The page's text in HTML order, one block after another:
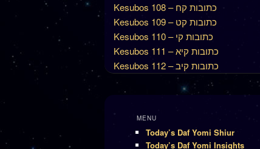
Kesubos 108 – כתובות קח
Kesubos 109 – כתובות קט
Kesubos 110 – כתובות קי
Kesubos 111 – כתובות קיא
Kesubos 112 – כתובות קיב
MENU
Today’s Daf Yomi Shiur
Today’s Daf Yomi Insights